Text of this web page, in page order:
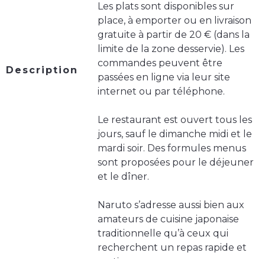
Description
Les plats sont disponibles sur
place, à emporter ou en livraison
gratuite à partir de 20 € (dans la
limite de la zone desservie). Les
commandes peuvent être
passées en ligne via leur site
internet ou par téléphone.
Le restaurant est ouvert tous les
jours, sauf le dimanche midi et le
mardi soir. Des formules menus
sont proposées pour le déjeuner
et le dîner.
Naruto s’adresse aussi bien aux
amateurs de cuisine japonaise
traditionnelle qu’à ceux qui
recherchent un repas rapide et